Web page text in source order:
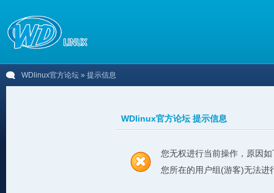
WDlinux官方论坛 » 提示信息
WDlinux官方论坛 提示信息
您无权进行当前操作，原因如
您所在的用户组(游客)无法进